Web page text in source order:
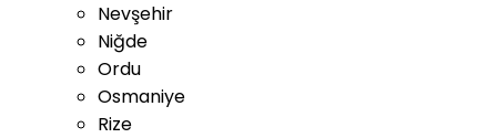
Nevşehir
Niğde
Ordu
Osmaniye
Rize